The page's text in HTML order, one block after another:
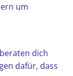
um
dich
dafür, dass